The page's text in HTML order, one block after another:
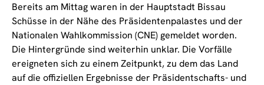
Bereits am Mittag waren in der Hauptstadt Bissau
Schüsse in der Nähe des Präsidentenpalastes und der
Nationalen Wahlkommission (CNE) gemeldet worden.
Die Hintergründe sind weiterhin unklar. Die Vorfälle
ereigneten sich zu einem Zeitpunkt, zu dem das Land
auf die offiziellen Ergebnisse der Präsidentschafts- und